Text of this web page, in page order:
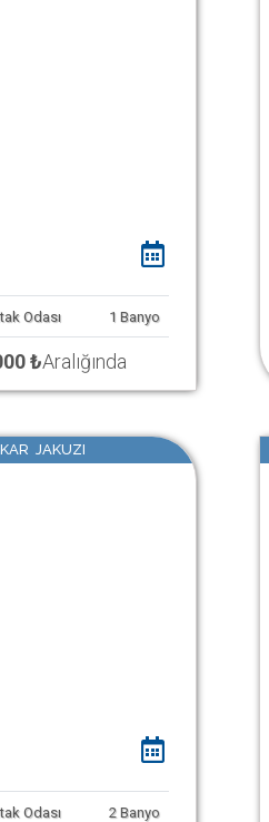
Odası 1 Banyo
₺Aralığında
JAKUZI
Odası 2 Banyo